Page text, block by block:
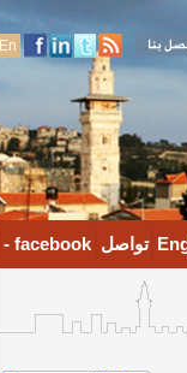
En
تواصل facebook -